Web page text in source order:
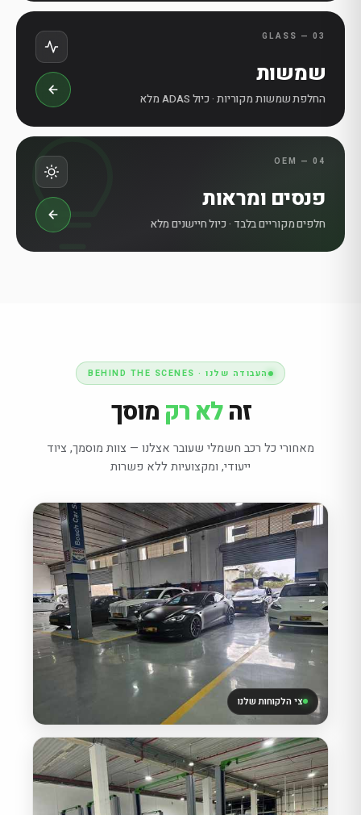
03 — GLASS
שמשות
החלפת שמשות מקוריות · כיול ADAS מלא
04 — OEM
פנסים ומראות
חלפים מקוריים בלבד · כיול חיישנים מלא
העבודה שלנו · BEHIND THE SCENES
זהלא רק מוסך
מאחורי כל רכב חשמלי שעובר אצלנו — צוות מוסמך, ציוד
ייעודי, ומקצועיות ללא פשרות
צי הלקוחות שלנו